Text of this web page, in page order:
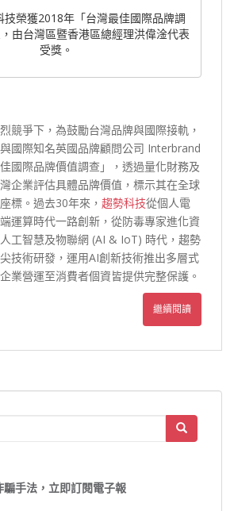
技榮獲2018年「台灣最佳國際品牌調
由台灣區暨香港區總經理洪偉淦代表
受獎。
競爭下，為鼓勵台灣品牌與國際接軌，
國際知名英國品牌顧問公司 Interbrand
國際品牌價值調查」，透過量化財務及
企業評估具體品牌價值，標示其在全球
標。過去30年來， 趨勢科技從個人電
運算時代一路創新，從防毒專家進化資
工智慧及物聯網 (AI & IoT) 時代，趨勢
技術研發，運用AI創新技術推出多層式
業營運至消費者個資皆提供完整保護。
繼續閱讀
手法，立即訂閱電子報